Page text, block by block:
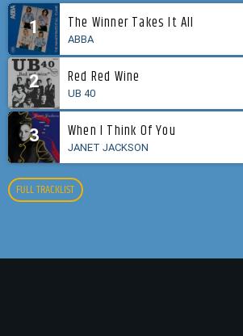
1 The Winner Takes It All
ABBA
2 Red Red Wine
UB 40
3 When I Think Of You
JANET JACKSON
FULL TRACKLIST